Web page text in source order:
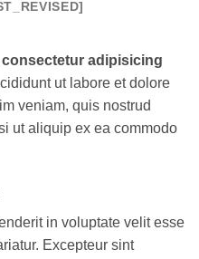
adipisicing
ut labore et dolore
veniam, quis nostrud
ut aliquip ex ea commodo
in voluptate velit esse
Excepteur sint